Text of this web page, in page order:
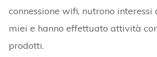
connessione wifi, nutrono interessi
miei e hanno effettuato attività
prodotti.